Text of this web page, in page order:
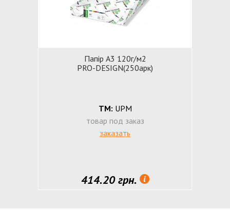
Папiр А3 120г/м2
PRO-DESIGN(250арк)
ТМ: UPM
товар под заказ
заказать
414.20 грн.